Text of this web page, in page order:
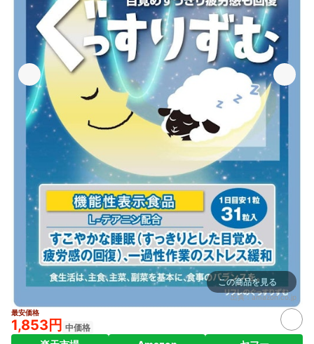
この商品を見る
出典： amazon.co.jp
最安価格
1,853円 中価格